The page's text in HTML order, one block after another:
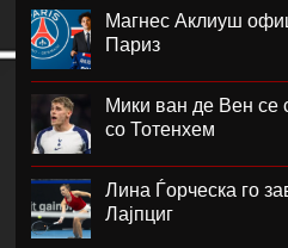
Магнес Аклиуш
Париз
Мики ван де Вен се
со Тотенхем
Лина Ѓорческа го
Лајпциг